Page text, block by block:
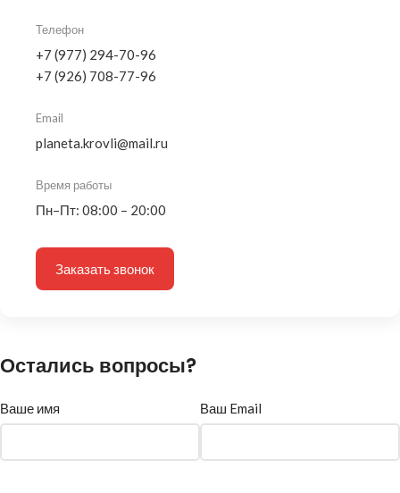
Телефон
+7 (977) 294-70-96
+7 (926) 708-77-96
Email
planeta.krovli@mail.ru
Время работы
Пн–Пт: 08:00 – 20:00
Заказать звонок
Остались вопросы?
Ваше имя Ваш Email